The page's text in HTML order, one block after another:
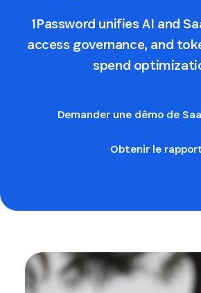
1Password unifies AI and
access governance, and
spend
Demander une démo de
Obtenir le